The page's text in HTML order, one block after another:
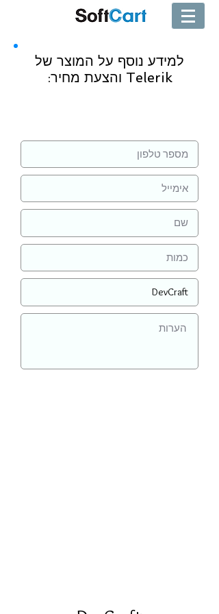
למידע נוסף על המוצר של
Telerik והצעת מחיר: